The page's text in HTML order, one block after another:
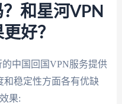
和星河VPN
好？
中国回国VPN服务提供
和稳定性方面各有优缺
果: